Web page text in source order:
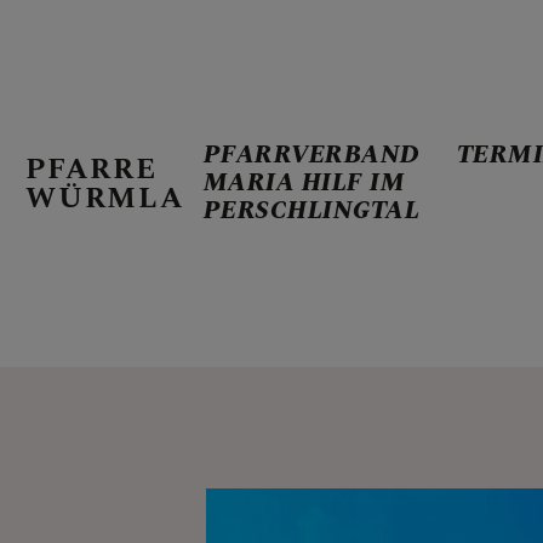
AKTUELL
PFARRE
WÜRMLA
PFARRVERBAND
MARIA HILF IM
PERSCHLINGTAL